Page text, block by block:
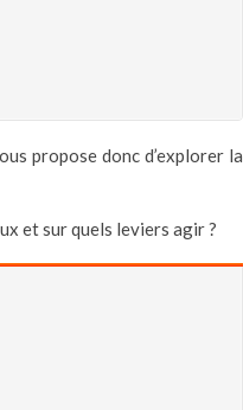
propose donc d’explorer la
et sur quels leviers agir ?